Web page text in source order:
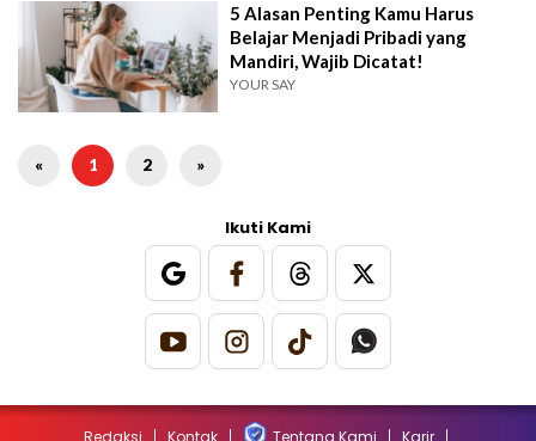
5 Alasan Penting Kamu Harus
Belajar Menjadi Pribadi yang
Mandiri, Wajib Dicatat!
YOUR SAY
« 1 2 »
Ikuti Kami
Redaksi Kontak Tentang Kami Karir